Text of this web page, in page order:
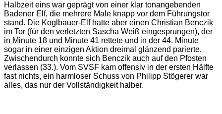
Halbzeit eins war geprägt von einer klar tonangebenden
Badener Elf, die mehrere Male knapp vor dem Führungstor
stand. Die Koglbauer-Elf hatte aber einen Christian Benczik
im Tor (für den verletzten Sascha Weiß eingesprungen), der
in Minute 18 und Minute 41 rettete und in der 44. Minute
sogar in einer einzigen Aktion dreimal glänzend parierte.
Zwischendurch konnte sich Benczik auch auf den Pfosten
verlassen (33.). Vom SVSF kam offensiv in der ersten Hälfte
fast nichts, ein harmloser Schuss von Philipp Stögerer war
alles, das nur der Vollständigkeit halber.